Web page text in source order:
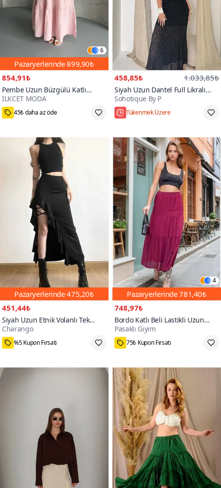
6
Pazaryerlerinde899,90₺
854,91₺
Pembe Uzun Büzgülü Katlı
Müslin Kumaş Etek
İLKCET MODA
500+
45₺ daha az öde
458,85₺ 1.033,85₺
Siyah Uzun Dantel Full Likralı
Etek
Sohotique By P
Tükenmek Üzere
Pazaryerlerinde475,20₺
451,44₺
Siyah Uzun Etnik Volanlı Tek
Bacak Yırtmaçlı Balık Model
Fırfırlı Maksi Gotik Tarz Etek
Charango
4000+
%5 Kupon Fırsatı
4
Pazaryerlerinde781,40₺
748,97₺
Bordo Katlı Beli Lastikli Uzun
Şifon Etek
Pasaklı Giyim
75₺ Kupon Fırsatı